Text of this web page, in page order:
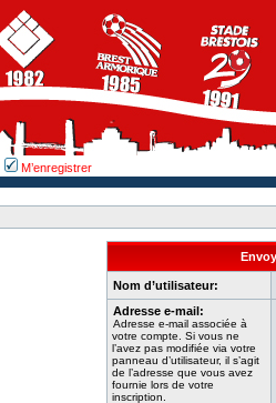
M’enregistrer
Nom d’utilisateur:
Adresse e-mail:
Adresse e-mail associée à
votre compte. Si vous ne
l’avez pas modifiée via votre
panneau d’utilisateur, il s’agit
de l’adresse que vous avez
fournie lors de votre
inscription.